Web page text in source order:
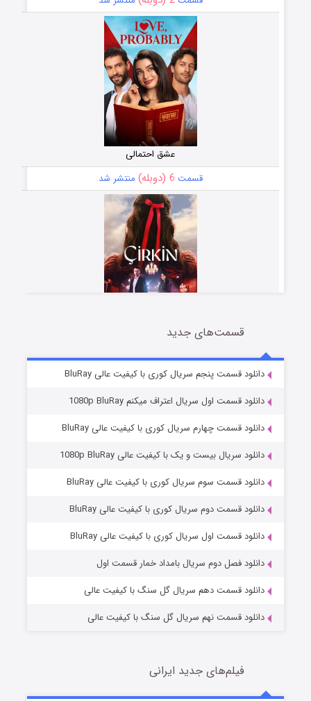
عشق احتمالی
قسمت 6 (دوبله) منتشر شد
سریال زشت
قسمت5 (زیرنویس) منتشر شد
وستی ها
قسمت1 (زیرنویس) منتشر شد
قسمت‌های جدید
دانلود قسمت پنجم سریال کوری با کیفیت عالی BluRay
دانلود قسمت اول سریال اعتراف میکنم 1080p BluRay
دانلود قسمت چهارم سریال کوری با کیفیت عالی BluRay
دانلود سریال بیست و یک با کیفیت عالی 1080p BluRay
دانلود قسمت سوم سریال کوری با کیفیت عالی BluRay
دانلود قسمت دوم سریال کوری با کیفیت عالی BluRay
دانلود قسمت اول سریال کوری با کیفیت عالی BluRay
دانلود فصل دوم سریال بامداد خمار قسمت اول
دانلود قسمت دهم سریال گل سنگ با کیفیت عالی
دانلود قسمت نهم سریال گل سنگ با کیفیت عالی
فیلم‌های جدید ایرانی